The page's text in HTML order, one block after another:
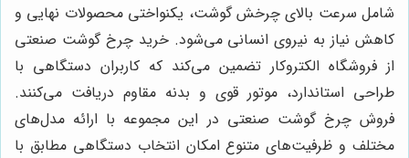
شامل سرعت بالای چرخش گوشت، یکنواختی محصولات نهایی و
کاهش نیاز به نیروی انسانی می‌شود. خرید چرخ گوشت صنعتی
از فروشگاه الکتروکار تضمین می‌کند که کاربران دستگاهی با
طراحی استاندارد، موتور قوی و بدنه مقاوم دریافت می‌کنند.
فروش چرخ گوشت صنعتی در این مجموعه با ارائه مدل‌های
مختلف و ظرفیت‌های متنوع امکان انتخاب دستگاهی مطابق با